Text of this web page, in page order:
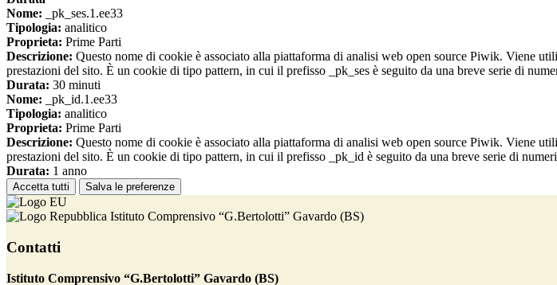
Nome: _pk_ses.1.ee33
Tipologia: analitico
Proprieta: Prime Parti
Descrizione: Questo nome di cookie è associato alla piattaforma di analisi web open source Piwik. Viene
prestazioni del sito. È un cookie di tipo pattern, in cui il prefisso _pk_ses è seguito da una breve serie di
Durata: 30 minuti
Nome: _pk_id.1.ee33
Tipologia: analitico
Proprieta: Prime Parti
Descrizione: Questo nome di cookie è associato alla piattaforma di analisi web open source Piwik. Viene
prestazioni del sito. È un cookie di tipo pattern, in cui il prefisso _pk_id è seguito da una breve serie di
Durata: 1 anno
Accetta tutti Salva le preferenze
Istituto Comprensivo “G.Bertolotti” Gavardo (BS)
Contatti
Istituto Comprensivo “G.Bertolotti” Gavardo (BS)